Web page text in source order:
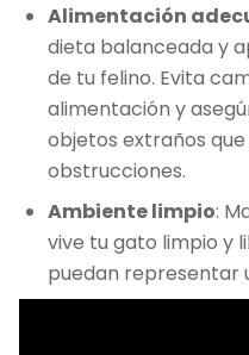
Alimentación
dieta balanceada y
de tu felino. Evita
alimentación y
objetos extraños
obstrucciones.
Ambiente limpio:
vive tu gato limpio y
puedan representar